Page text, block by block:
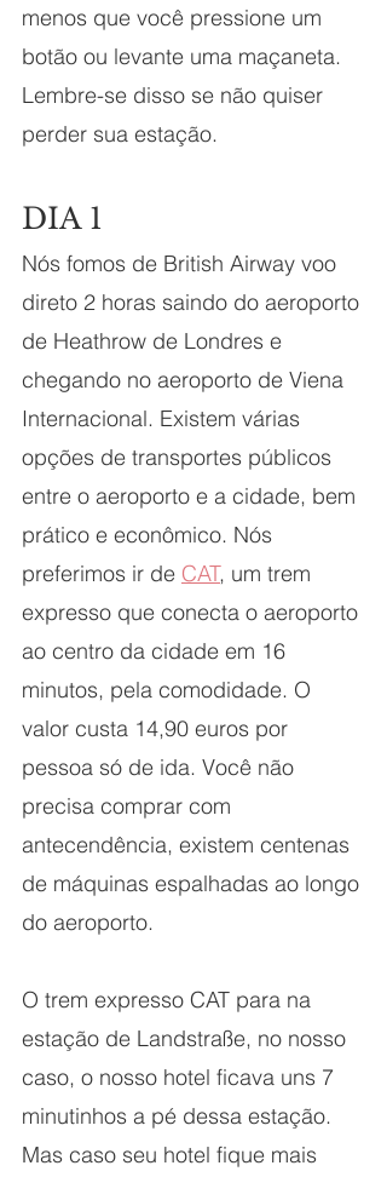
menos que você pressione um
botão ou levante uma maçaneta.
Lembre-se disso se não quiser
perder sua estação.
DIA 1
Nós fomos de British Airway voo
direto 2 horas saindo do aeroporto
de Heathrow de Londres e
chegando no aeroporto de Viena
Internacional. Existem várias
opções de transportes públicos
entre o aeroporto e a cidade, bem
prático e econômico. Nós
preferimos ir de CAT, um trem
expresso que conecta o aeroporto
ao centro da cidade em 16
minutos, pela comodidade. O
valor custa 14,90 euros por
pessoa só de ida. Você não
precisa comprar com
antecendência, existem centenas
de máquinas espalhadas ao longo
do aeroporto.
O trem expresso CAT para na
estação de Landstraße, no nosso
caso, o nosso hotel ficava uns 7
minutinhos a pé dessa estação.
Mas caso seu hotel fique mais